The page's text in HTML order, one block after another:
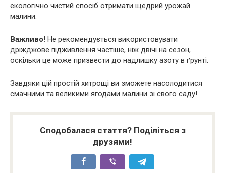
екологічно чистий спосіб отримати щедрий урожай
малини.
Важливо! Не рекомендується використовувати
дріжджове підживлення частіше, ніж двічі на сезон,
оскільки це може призвести до надлишку азоту в ґрунті.
Завдяки цій простій хитрощі ви зможете насолодитися
смачними та великими ягодами малини зі свого саду!
Сподобалася стаття? Поділіться з
друзями!